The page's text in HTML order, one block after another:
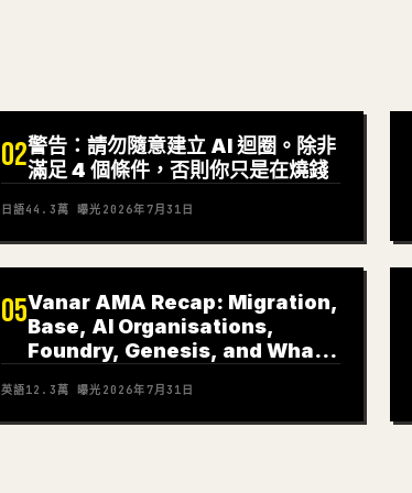
02警告：請勿隨意建立 AI 迴圈。除非
滿足 4 個條件，否則你只是在燒錢
日語44.3萬 曝光 2026年7月31日
05Vanar AMA Recap: Migration,
Base, AI Organisations,
Foundry, Genesis, and What
英語12.3萬 曝光 2026年7月31日